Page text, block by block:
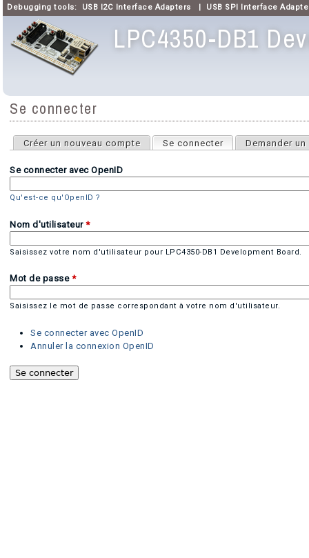
Debugging tools: USB I2C Interface Adapters | USB SPI Interface
LPC4350-DB1
Menu principal
Se connecter
Onglets principaux
Créer un nouveau compte Se connecter (onglet actif)
Demander
Se connecter avec OpenID
Qu'est-ce qu'OpenID ?
Nom d'utilisateur *
Saisissez votre nom d'utilisateur pour LPC4350-DB1 Development Board.
Mot de passe *
Saisissez le mot de passe correspondant à votre nom d'utilisateur.
Se connecter avec OpenID
Annuler la connexion OpenID